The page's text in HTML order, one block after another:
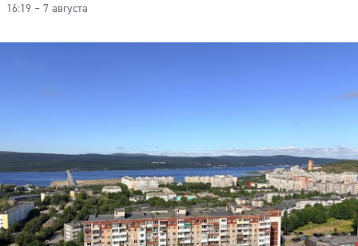
16:19 – 7 августа